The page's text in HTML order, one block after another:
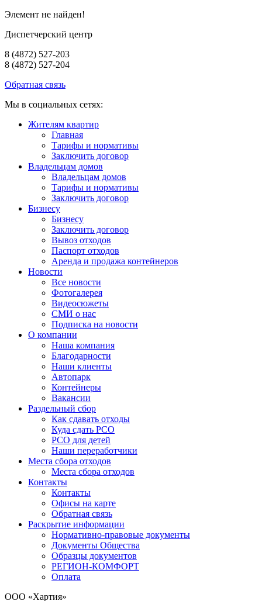
Элемент не найден!
Диспетчерский центр
8 (4872) 527-203
8 (4872) 527-204
Обратная связь
Мы в социальных сетях:
Жителям квартир
Главная
Тарифы и нормативы
Заключить договор
Владельцам домов
Владельцам домов
Тарифы и нормативы
Заключить договор
Бизнесу
Бизнесу
Заключить договор
Вывоз отходов
Паспорт отходов
Аренда и продажа контейнеров
Новости
Все новости
Фотогалерея
Видеосюжеты
СМИ о нас
Подписка на новости
О компании
Наша компания
Благодарности
Наши клиенты
Автопарк
Контейнеры
Вакансии
Раздельный сбор
Как сдавать отходы
Куда сдать РСО
РСО для детей
Наши переработчики
Места сбора отходов
Места сбора отходов
Контакты
Контакты
Офисы на карте
Обратная связь
Раскрытие информации
Нормативно-правовые документы
Документы Общества
Образцы документов
РЕГИОН-КОМФОРТ
Оплата
ООО «Хартия»